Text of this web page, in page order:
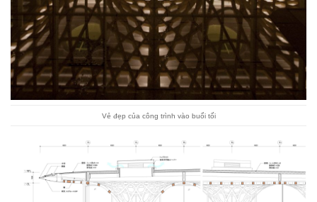
Vẻ đẹp của công trình vào buổi tối